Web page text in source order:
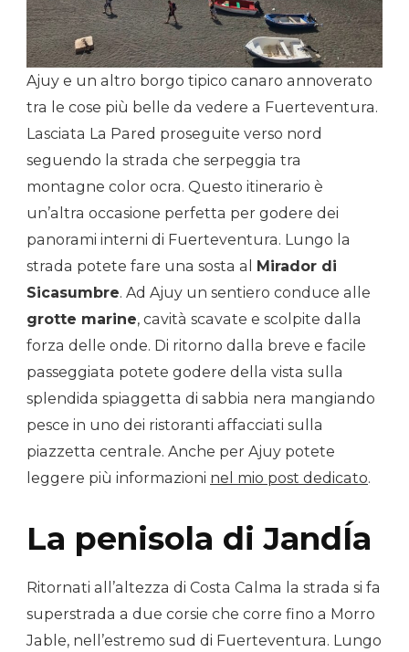
Ajuy e un altro borgo tipico canaro annoverato
tra le cose più belle da vedere a Fuerteventura.
Lasciata La Pared proseguite verso nord
seguendo la strada che serpeggia tra
montagne color ocra. Questo itinerario è
un’altra occasione perfetta per godere dei
panorami interni di Fuerteventura. Lungo la
strada potete fare una sosta al
Mirador di
Sicasumbre. Ad Ajuy un sentiero conduce alle
grotte marine, cavità scavate e scolpite dalla
forza delle onde. Di ritorno dalla breve e facile
passeggiata potete godere della vista sulla
splendida spiaggetta di sabbia nera mangiando
pesce in uno dei ristoranti affacciati sulla
piazzetta centrale. Anche per Ajuy potete
leggere più informazioni nel mio post dedicato.
La penisola di JandÍa
Ritornati all’altezza di Costa Calma la strada si fa
superstrada a due corsie che corre fino a Morro
Jable, nell’estremo sud di Fuerteventura. Lungo